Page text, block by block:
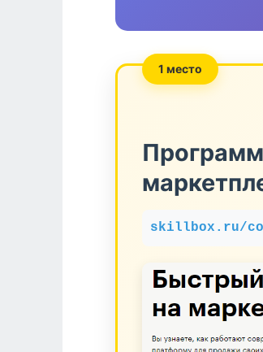
1 место
skillbox.ru/